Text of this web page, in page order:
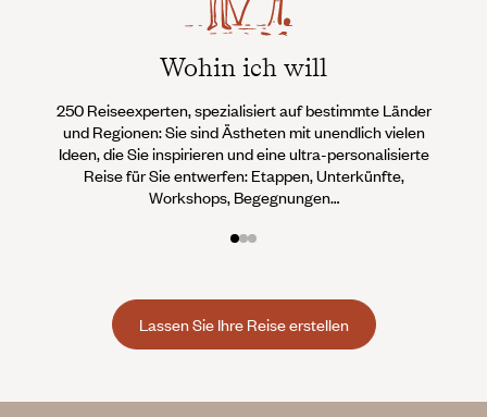
Wohin ich will
250 Reiseexperten, spezialisiert auf bestimmte Länder
und Regionen: Sie sind Ästheten mit unendlich vielen
Ideen, die Sie inspirieren und eine ultra-personalisierte
Reise für Sie entwerfen: Etappen, Unterkünfte,
Workshops, Begegnungen…
Lassen Sie Ihre Reise erstellen